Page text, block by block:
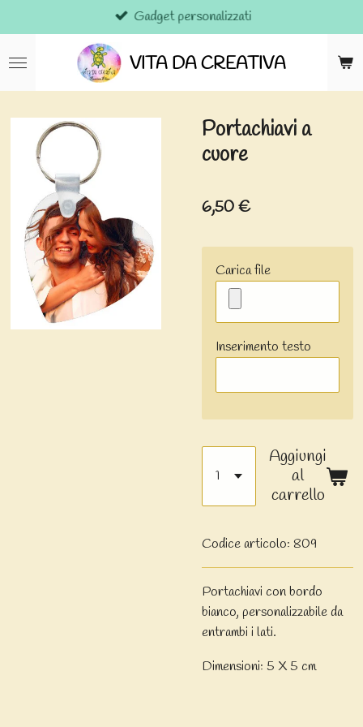
al
contenuto
VITA DA CREATIVA
Gadget personalizzati
Portachiavi a
cuore
6,50 €
Carica file
Inserimento testo
Aggiungi
al
carrello
Codice articolo: 809
Portachiavi con bordo
bianco, personalizzabile da
entrambi i lati.
Dimensioni: 5 X 5 cm